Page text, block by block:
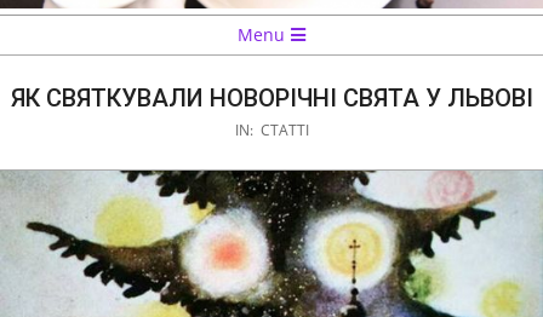
Menu
Menu
ЯК СВЯТКУВАЛИ НОВОРІЧНІ СВЯТА У ЛЬВОВІ
IN: СТАТТІ